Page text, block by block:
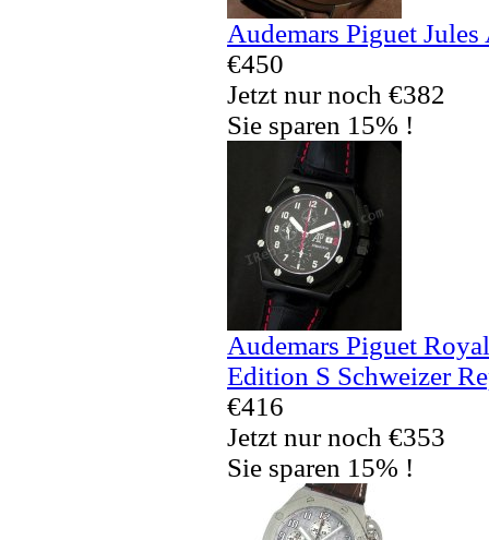
Audemars Piguet
€450
Jetzt nur noch €382
Sie sparen 15% !
Audemars Piguet
Edition S Schweizer
€416
Jetzt nur noch €353
Sie sparen 15% !